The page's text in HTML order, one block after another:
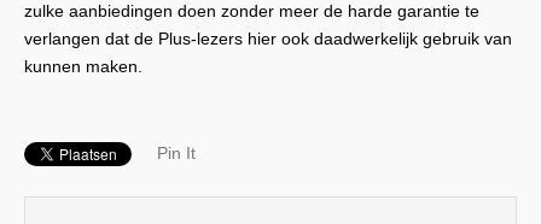
zulke aanbiedingen doen zonder meer de harde garantie te
verlangen dat de Plus-lezers hier ook daadwerkelijk gebruik van
kunnen maken.
Pin It